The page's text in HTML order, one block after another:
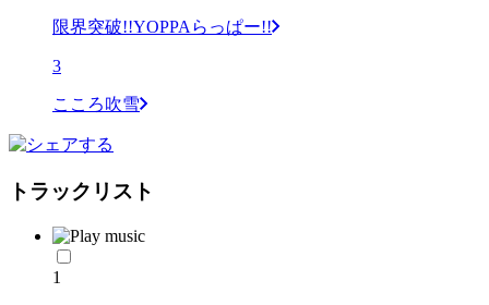
限界突破!!YOPPAらっぱー!!
3
こころ吹雪
トラックリスト
1